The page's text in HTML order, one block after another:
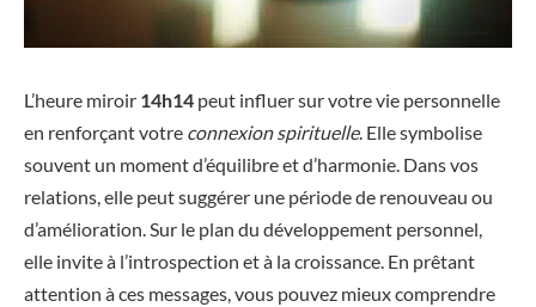
L’heure miroir 14h14 peut influer sur votre vie personnelle
en renforçant votre connexion spirituelle. Elle symbolise
souvent un moment d’équilibre et d’harmonie. Dans vos
relations, elle peut suggérer une période de renouveau ou
d’amélioration. Sur le plan du développement personnel,
elle invite à l’introspection et à la croissance. En prêtant
attention à ces messages, vous pouvez mieux comprendre